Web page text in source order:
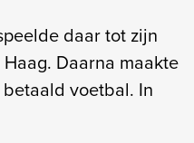
daar tot zijn
Daarna maakte
voetbal. In